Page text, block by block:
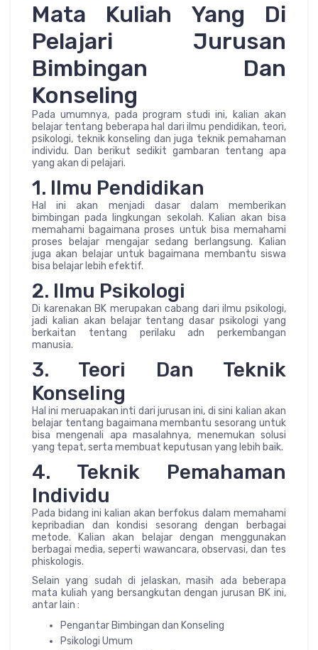
Mata Kuliah Yang Di
Pelajari Jurusan
Bimbingan Dan
Konseling
Pada umumnya, pada program studi ini, kalian akan
belajar tentang beberapa hal dari ilmu pendidikan, teori,
psikologi, teknik konseling dan juga teknik pemahaman
individu. Dan berikut sedikit gambaran tentang apa
yang akan di pelajari.
1. Ilmu Pendidikan
Hal ini akan menjadi dasar dalam memberikan
bimbingan pada lingkungan sekolah. Kalian akan bisa
memahami bagaimana proses untuk bisa memahami
proses belajar mengajar sedang berlangsung. Kalian
juga akan belajar untuk bagaimana membantu siswa
bisa belajar lebih efektif.
2. Ilmu Psikologi
Di karenakan BK merupakan cabang dari ilmu psikologi,
jadi kalian akan belajar tentang dasar psikologi yang
berkaitan tentang perilaku adn perkembangan
manusia.
3. Teori Dan Teknik
Konseling
Hal ini meruapakan inti dari jurusan ini, di sini kalian akan
belajar tentang bagaimana membantu sesorang untuk
bisa mengenali apa masalahnya, menemukan solusi
yang tepat, serta membuat keputusan yang lebih baik.
4. Teknik Pemahaman
Individu
Pada bidang ini kalian akan berfokus dalam memahami
kepribadian dan kondisi sesorang dengan berbagai
metode. Kalian akan belajar dengan menggunakan
berbagai media, seperti wawancara, observasi, dan tes
phiskologis.
Selain yang sudah di jelaskan, masih ada beberapa
mata kuliah yang bersangkutan dengan jurusan BK ini,
antar lain :
Pengantar Bimbingan dan Konseling
Psikologi Umum